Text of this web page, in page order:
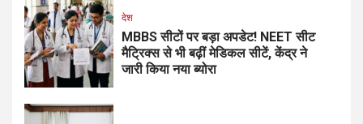
देश
MBBS सीटों पर बड़ा अपडेट! NEET सीट
मैट्रिक्स से भी बढ़ीं मेडिकल सीटें, केंद्र ने
जारी किया नया ब्योरा